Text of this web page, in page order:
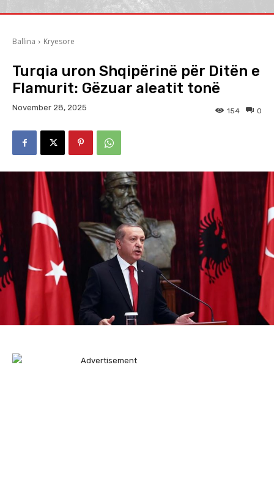
Ballina Kryesore
Turqia uron Shqipërinë për Ditën e
Flamurit: Gëzuar aleatit tonë
November 28, 2025 0
154